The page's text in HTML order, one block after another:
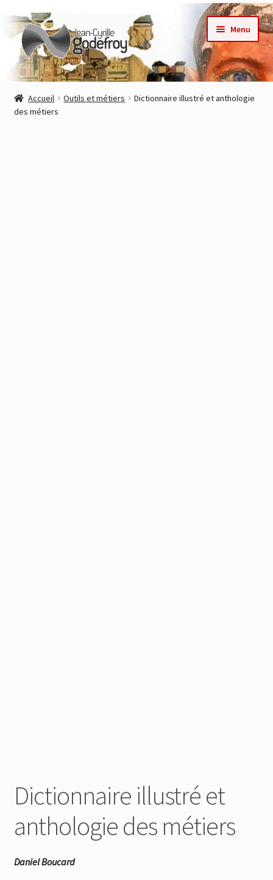
Aller
à
la
navigation
Aller
au
contenu
Menu
Accueil
Nos collections
Accueil Outils et métiers
Dictionnaire illustré et anthologie
des métiers
Dictionnaire illustré et
anthologie des métiers
Daniel Boucard